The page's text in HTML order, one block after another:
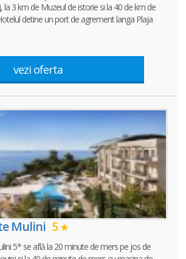
la 3 km de Muzeul de istorie si la 40 de km de
detine un port de agrement langa Plaja
vezi oferta
Mulini 5
5* se află la 20 minute de mers pe jos de